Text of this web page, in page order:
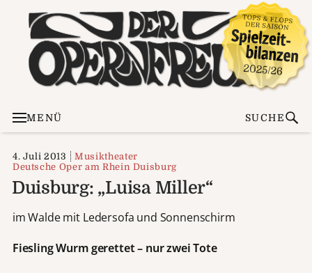
MENÜ SUCHE
4. Juli 2013
Musiktheater
Deutsche Oper am Rhein Duisburg
Duisburg: „Luisa Miller“
im Walde mit Ledersofa und Sonnenschirm
Fiesling Wurm gerettet – nur zwei Tote